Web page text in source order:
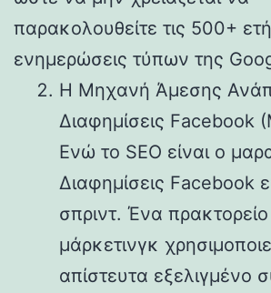
παρακολουθείτε τις 500+
ενημερώσεις τύπων της
Η Μηχανή Άμεσης
Διαφημίσεις Facebook
Ενώ το SEO είναι ο
Διαφημίσεις Facebook
σπριντ. Ένα
μάρκετινγκ
απίστευτα εξελιγμένο